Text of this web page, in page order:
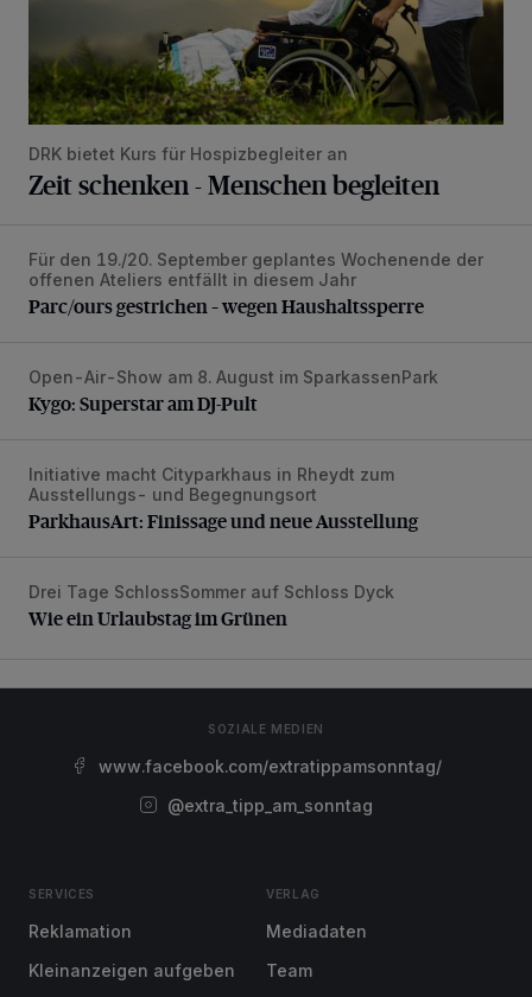
DRK bietet Kurs für Hospizbegleiter an
Zeit schenken - Menschen begleiten
Parc/ours gestrichen – wegen Haushaltssperre
Für den 19./20. September geplantes Wochenende der
offenen Ateliers entfällt in diesem Jahr
Parc/ours gestrichen – wegen Haushaltssperre
Kygo: Superstar am DJ-Pult
Open-Air-Show am 8. August im SparkassenPark
Kygo: Superstar am DJ-Pult
ParkhausArt: Finissage und neue Ausstellung
Initiative macht Cityparkhaus in Rheydt zum
Ausstellungs- und Begegnungsort
ParkhausArt: Finissage und neue Ausstellung
Wie ein Urlaubstag im Grünen
Drei Tage SchlossSommer auf Schloss Dyck
Wie ein Urlaubstag im Grünen
SOZIALE MEDIEN
www.facebook.com/extratippamsonntag/
@extra_tipp_am_sonntag
SERVICES
Reklamation
Kleinanzeigen aufgeben
VERLAG
Mediadaten
Team